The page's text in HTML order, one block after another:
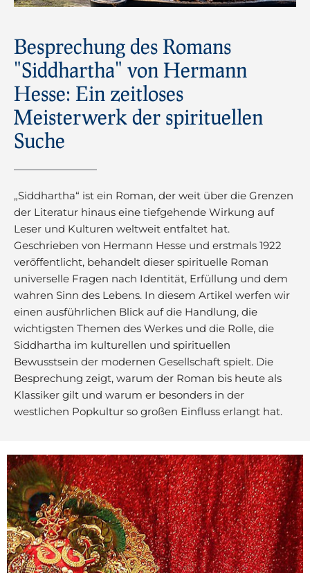
Besprechung des Romans
"Siddhartha" von Hermann
Hesse: Ein zeitloses
Meisterwerk der spirituellen
Suche
„Siddhartha“ ist ein Roman, der weit über die Grenzen
der Literatur hinaus eine tiefgehende Wirkung auf
Leser und Kulturen weltweit entfaltet hat.
Geschrieben von Hermann Hesse und erstmals 1922
veröffentlicht, behandelt dieser spirituelle Roman
universelle Fragen nach Identität, Erfüllung und dem
wahren Sinn des Lebens. In diesem Artikel werfen wir
einen ausführlichen Blick auf die Handlung, die
wichtigsten Themen des Werkes und die Rolle, die
Siddhartha im kulturellen und spirituellen
Bewusstsein der modernen Gesellschaft spielt. Die
Besprechung zeigt, warum der Roman bis heute als
Klassiker gilt und warum er besonders in der
westlichen Popkultur so großen Einfluss erlangt hat.